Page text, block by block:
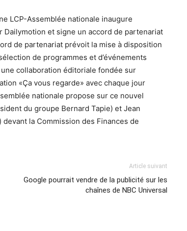
LCP-Assemblée nationale inaugure
Dailymotion et signe un accord de partenariat
de partenariat prévoit la mise à disposition
de programmes et d’événements
collaboration éditoriale fondée sur
«Ça vous regarde» avec chaque jour
nationale propose sur ce nouvel
du groupe Bernard Tapie) et Jean
la Commission des Finances de
Article suivant
Google pourrait vendre de la publicité sur les
chaînes de NBC Universal